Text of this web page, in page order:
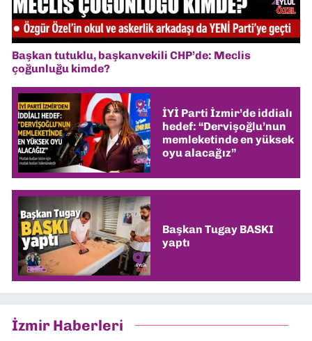
Başkan tutuklu, başkanvekili CHP’de: Meclis
çoğunluğu kimde?
İYİ Parti İzmir’de iddialı
hedef: “Dervişoğlu’nun
memleketinde en yüksek
oyu alacağız”
Başkan Tugay BASKI
yaptı
İzmir Haberleri